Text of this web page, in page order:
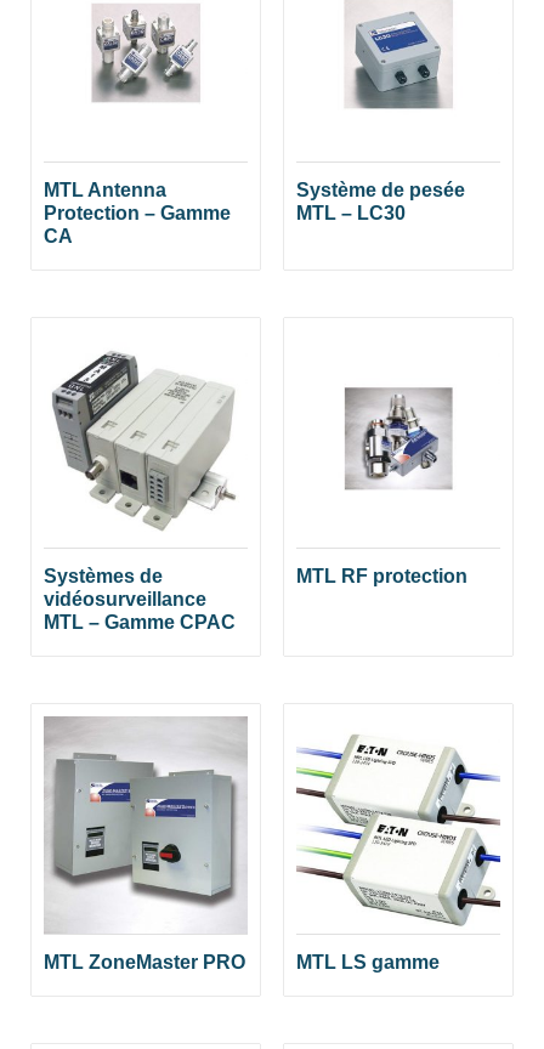
MTL Antenna
Protection – Gamme
CA
Système de pesée
MTL – LC30
Systèmes de
vidéosurveillance
MTL – Gamme CPAC
MTL RF protection
MTL ZoneMaster PRO MTL LS gamme